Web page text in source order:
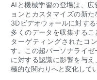
AIと機械学習の登場は、
ョンとカスタマイズの新
3Dビデオウォールに対す
多くのデータを収集する
ターゲティングされたコ
す。この超パーソナライ
に対する認識に影響を与
極的な関わりへと変化して